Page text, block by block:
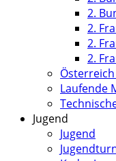
2.
2.
2.
2.
Laufende
Jugend
Jugend